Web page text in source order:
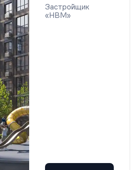
Застройщик
«НВМ»